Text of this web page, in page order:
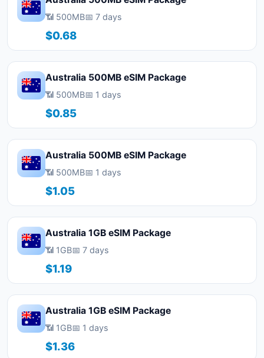
📶 500MB📅 7 days
$0.68
Australia 500MB eSIM Package
📶 500MB📅 1 days
$0.85
Australia 500MB eSIM Package
📶 500MB📅 1 days
$1.05
Australia 1GB eSIM Package
📶 1GB📅 7 days
$1.19
Australia 1GB eSIM Package
📶 1GB📅 1 days
$1.36